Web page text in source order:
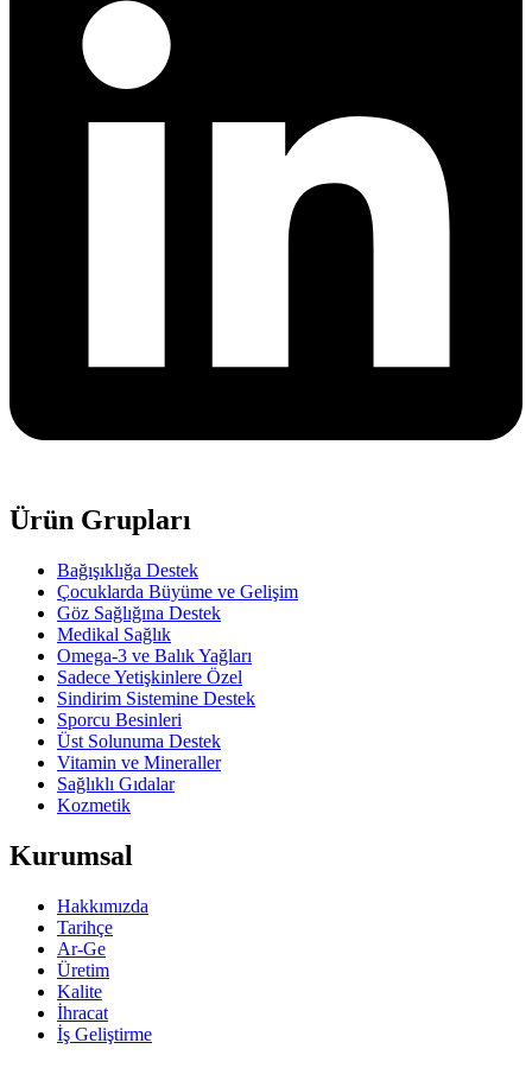
Ürün Grupları
Bağışıklığa Destek
Çocuklarda Büyüme ve Gelişim
Göz Sağlığına Destek
Medikal Sağlık
Omega-3 ve Balık Yağları
Sadece Yetişkinlere Özel
Sindirim Sistemine Destek
Sporcu Besinleri
Üst Solunuma Destek
Vitamin ve Mineraller
Sağlıklı Gıdalar
Kozmetik
Kurumsal
Hakkımızda
Tarihçe
Ar-Ge
Üretim
Kalite
İhracat
İş Geliştirme